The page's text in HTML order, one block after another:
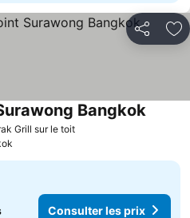
Partager
Grill sur le toitConsulter les prix
Bangkok
Consulter les prix